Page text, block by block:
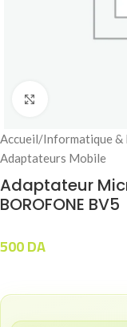
Accueil/Informatique
Adaptateurs Mobile
Adaptateur
BOROFONE BV5
500DA